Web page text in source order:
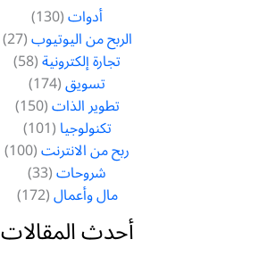
أدوات(130)
الربح من اليوتيوب(27)
تجارة إلكترونية(58)
تسويق(174)
تطوير الذات(150)
تكنولوجيا(101)
ربح من الانترنت(100)
شروحات(33)
مال وأعمال(172)
أحدث المقالات